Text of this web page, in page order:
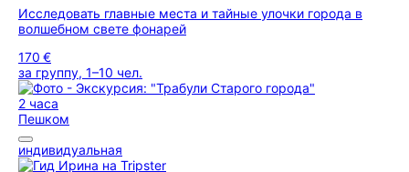
Исследовать главные места и тайные улочки города в
волшебном свете фонарей
170 €
за группу, 1–10 чел.
2 часа
Пешком
индивидуальная